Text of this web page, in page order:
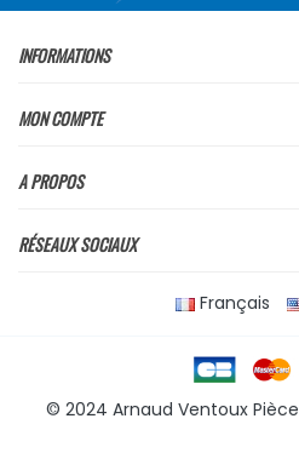
INFORMATIONS
MON COMPTE
A PROPOS
RÉSEAUX SOCIAUX
Français
© 2024 Arnaud Ventoux